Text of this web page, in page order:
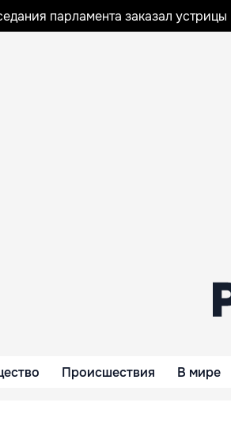
парламента заказал устрицы
Происшествия В мире